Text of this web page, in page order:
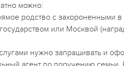
можно:
родство с захороненными в
или Москвой
нужно запрашивать и